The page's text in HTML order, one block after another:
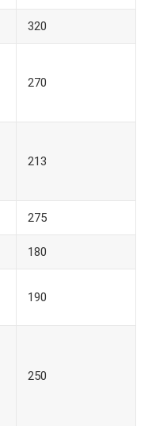
320
270
213
275
180
190
250